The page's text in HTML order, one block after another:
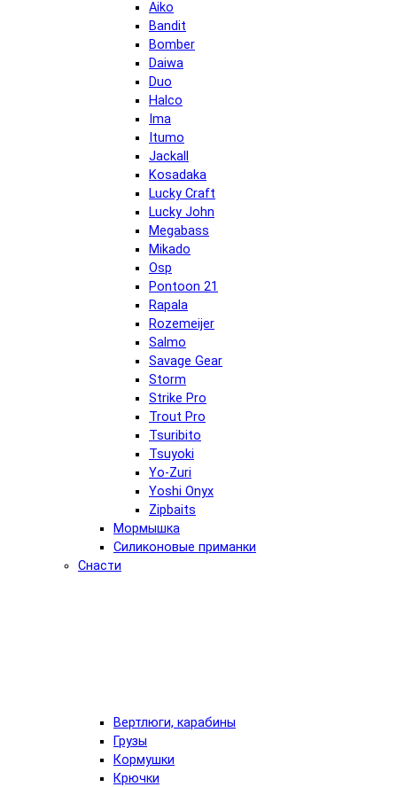
Aiko
Bandit
Bomber
Daiwa
Duo
Halco
Ima
Itumo
Jackall
Kosadaka
Lucky Craft
Lucky John
Megabass
Mikado
Osp
Pontoon 21
Rapala
Rozemeijer
Salmo
Savage Gear
Storm
Strike Pro
Trout Pro
Tsuribito
Tsuyoki
Yo-Zuri
Yoshi Onyx
Zipbaits
Мормышка
Силиконовые приманки
Снасти
Вертлюги, карабины
Грузы
Кормушки
Крючки